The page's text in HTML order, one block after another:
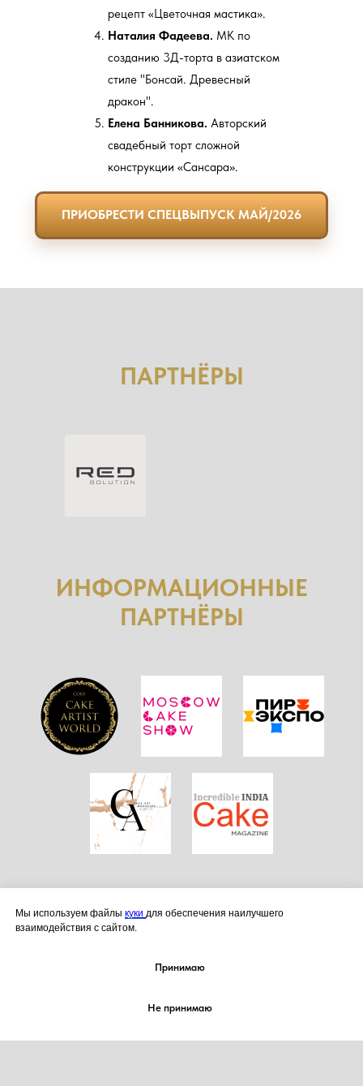
Мы используем файлы куки для обеспечения наилучшего
взаимодействия с сайтом.
Принимаю
Не принимаю
рецепт «Цветочная мастика».
Наталия Фадеева. МК по
созданию 3Д-торта в азиатском
стиле "Бонсай. Древесный
дракон".
Елена Банникова. Авторский
свадебный торт сложной
конструкции «Сансара».
ПРИОБРЕСТИ СПЕЦВЫПУСК МАЙ/2026
ПАРТНЁРЫ
ИНФОРМАЦИОННЫЕ
ПАРТНЁРЫ
СОТРУДНИЧЕСТВО С ЖУРНАЛОМ
2021-2026 корп. "КОНДИТЕРЫ-ДЕКОРАТОРЫ
МИРА" / corp. “Cake Artist World”